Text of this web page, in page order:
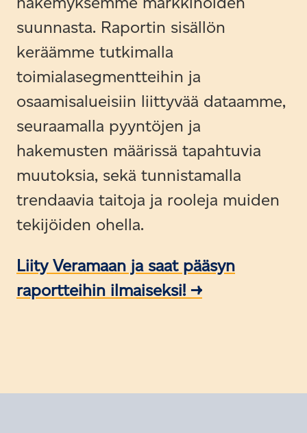
suunnasta. Raportin sisällön
keräämme tutkimalla
toimialasegmentteihin ja
osaamisalueisiin liittyvää dataamme,
seuraamalla pyyntöjen ja
hakemusten määrissä tapahtuvia
muutoksia, sekä tunnistamalla
trendaavia taitoja ja rooleja muiden
tekijöiden ohella.
Liity Veramaan ja saat pääsyn
raportteihin ilmaiseksi! →